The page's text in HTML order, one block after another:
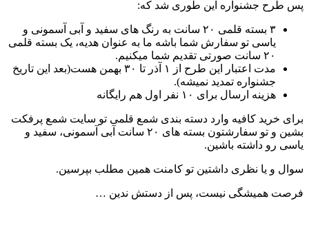
پس طرح جشنواره این طوری شد که:
۳ بسته قلمی ۲۰ سانت به رنگ های سفید و آبی آسمونی و
یاسی تو سفارش شما باشه ما به عنوان هدیه، یک بسته قلمی
۲۰ سانت صورتی تقدیم شما میکنیم.
مدت اعتبار این طرح از ۱ آذر تا ۳۰ بهمن هست(بعد این تاریخ
جشنواره تمدید نمیشه).
هزینه ارسال برای ۱۰ نفر اول هم رایگانه
برای خرید کافیه وارد دسته بندی شمع قلمی تو سایت شمع پرفکت
بشین و تو سفارشتون بسته های ۲۰ سانت آبی آسمونی، سفید و
یاسی رو داشته باشین.
سوال و یا نظری داشتین تو کامنت همین مطلب بپرسین.
فرصت همیشگی نیست، پس از دستش ندین …